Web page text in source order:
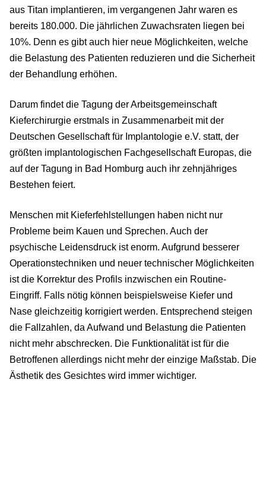
aus Titan implantieren, im vergangenen Jahr waren es
bereits 180.000. Die jährlichen Zuwachsraten liegen bei
10%. Denn es gibt auch hier neue Möglichkeiten, welche
die Belastung des Patienten reduzieren und die Sicherheit
der Behandlung erhöhen.
Darum findet die Tagung der Arbeitsgemeinschaft
Kieferchirurgie erstmals in Zusammenarbeit mit der
Deutschen Gesellschaft für Implantologie e.V. statt, der
größten implantologischen Fachgesellschaft Europas, die
auf der Tagung in Bad Homburg auch ihr zehnjähriges
Bestehen feiert.
Menschen mit Kieferfehlstellungen haben nicht nur
Probleme beim Kauen und Sprechen. Auch der
psychische Leidensdruck ist enorm. Aufgrund besserer
Operationstechniken und neuer technischer Möglichkeiten
ist die Korrektur des Profils inzwischen ein Routine-
Eingriff. Falls nötig können beispielsweise Kiefer und
Nase gleichzeitig korrigiert werden. Entsprechend steigen
die Fallzahlen, da Aufwand und Belastung die Patienten
nicht mehr abschrecken. Die Funktionalität ist für die
Betroffenen allerdings nicht mehr der einzige Maßstab. Die
Ästhetik des Gesichtes wird immer wichtiger.